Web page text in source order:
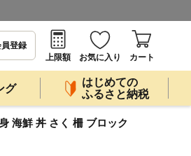
登録
上限額
お気に入り カート
グ
はじめての
ふるさと納税
海鮮 丼 さく 柵 ブロック